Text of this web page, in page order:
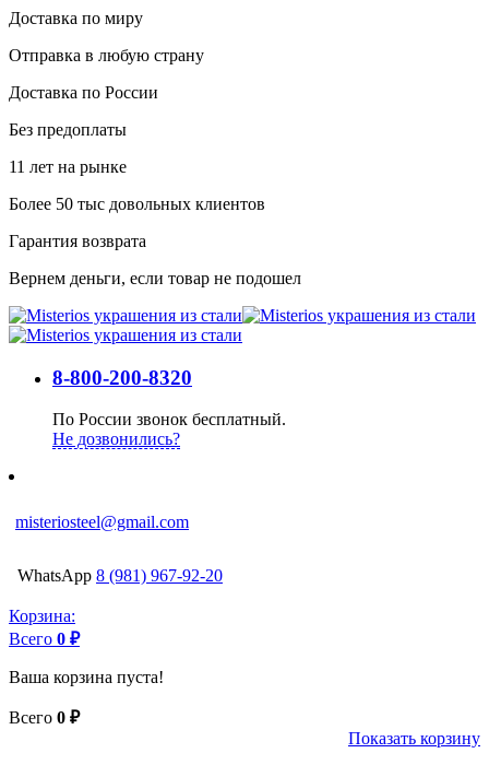
Доставка по миру
Отправка в любую страну
Доставка по России
Без предоплаты
11 лет на рынке
Более 50 тыс довольных клиентов
Гарантия возврата
Вернем деньги, если товар не подошел
8-800-200-8320
По России звонок бесплатный.
Не дозвонились?
misteriosteel@gmail.com
WhatsApp 8 (981) 967-92-20
Корзина:
Всего 0 ₽
Ваша корзина пуста!
Всего 0 ₽
Показать корзину